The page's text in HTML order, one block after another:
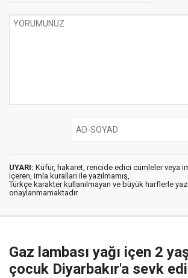
UYARI: Küfür, hakaret, rencide edici cümleler veya
içeren, imla kuralları ile yazılmamış,
Türkçe karakter kullanılmayan ve büyük harflerle
onaylanmamaktadır.
Gaz lambası yağı içen 2
çocuk Diyarbakır'a sevk